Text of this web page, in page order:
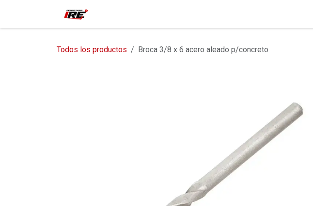
Todos los productos Broca 3/8 x 6 acero aleado p/concreto